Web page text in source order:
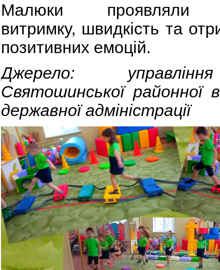
Малюки проявляли
витримку, швидкість та
позитивних емоцій.
Джерело:
Святошинської районної
державної адміністрації